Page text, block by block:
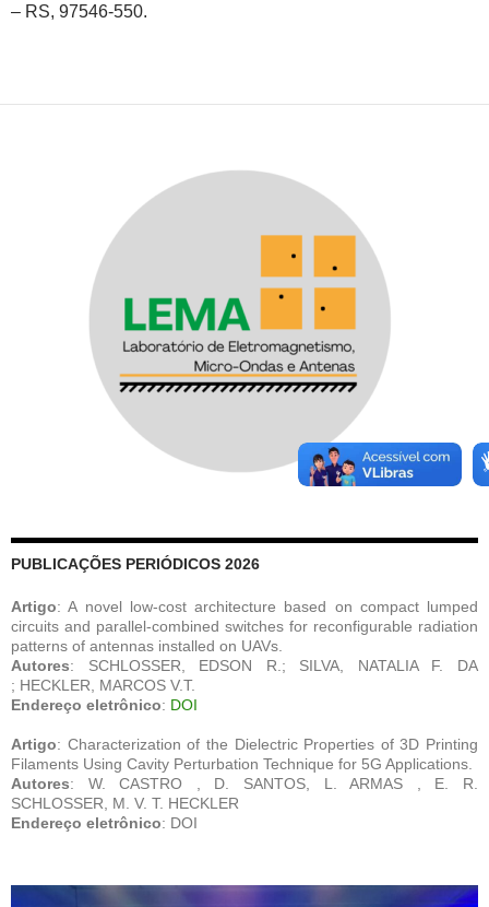
– RS, 97546-550.
PUBLICAÇÕES PERIÓDICOS 2026
Artigo: A novel low-cost architecture based on compact lumped
circuits and parallel-combined switches for reconfigurable radiation
patterns of antennas installed on UAVs.
Autores: SCHLOSSER, EDSON R.; SILVA, NATALIA F. DA
; HECKLER, MARCOS V.T.
Endereço eletrônico: DOI
Artigo: Characterization of the Dielectric Properties of 3D Printing
Filaments Using Cavity Perturbation Technique for 5G Applications.
Autores: W. CASTRO , D. SANTOS, L. ARMAS , E. R.
SCHLOSSER, M. V. T. HECKLER
Endereço eletrônico: DOI